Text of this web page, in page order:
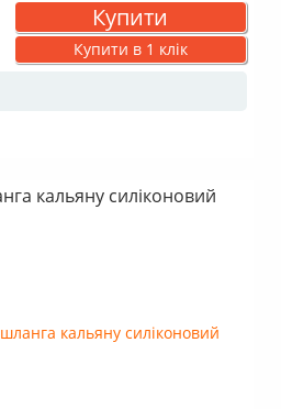
Купити
Купити в 1 клік
кальяну силіконовий